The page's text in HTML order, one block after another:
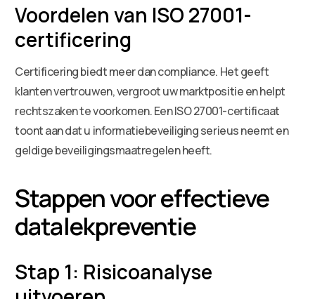
Voordelen van ISO 27001-
certificering
Certificering biedt meer dan compliance. Het geeft
klanten vertrouwen, vergroot uw marktpositie en helpt
rechtszaken te voorkomen. Een ISO 27001-certificaat
toont aan dat u informatiebeveiliging serieus neemt en
geldige beveiligingsmaatregelen heeft.
Stappen voor effectieve
datalekpreventie
Stap 1: Risicoanalyse